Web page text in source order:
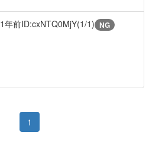
1年前ID:cxNTQ0MjY(1/1) NG
1